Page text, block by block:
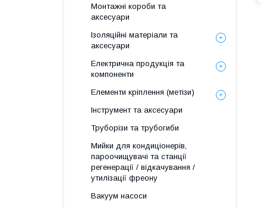
Монтажні короби та
аксесуари
Ізоляційні матеріали та
аксесуари
Електрична продукція та
компоненти
Елементи кріплення (метізи)
Інструмент та аксесуари
Труборізи та трубогиби
Мийки для кондиціонерів,
пароочищувачі та станції
регенерації / відкачування /
утилізації фреону
Вакуум насоси